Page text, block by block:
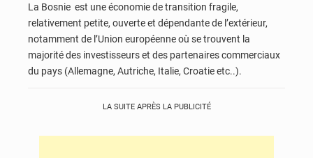
La Bosnie est une économie de transition fragile,
relativement petite, ouverte et dépendante de l’extérieur,
notamment de l’Union européenne où se trouvent la
majorité des investisseurs et des partenaires commerciaux
du pays (Allemagne, Autriche, Italie, Croatie etc..).
LA SUITE APRÈS LA PUBLICITÉ